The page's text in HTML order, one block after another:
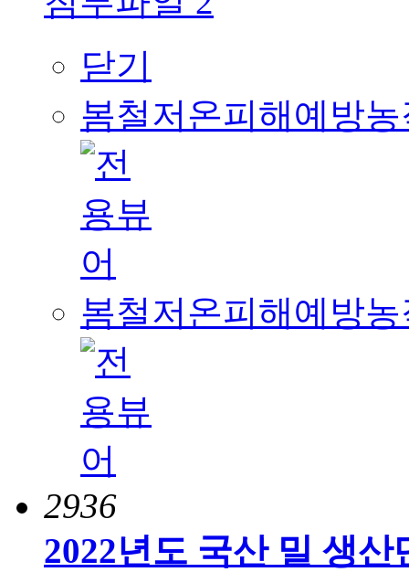
닫기
봄철저온피해예방
봄철저온피해예방
2936
2022년도 국산 밀 생